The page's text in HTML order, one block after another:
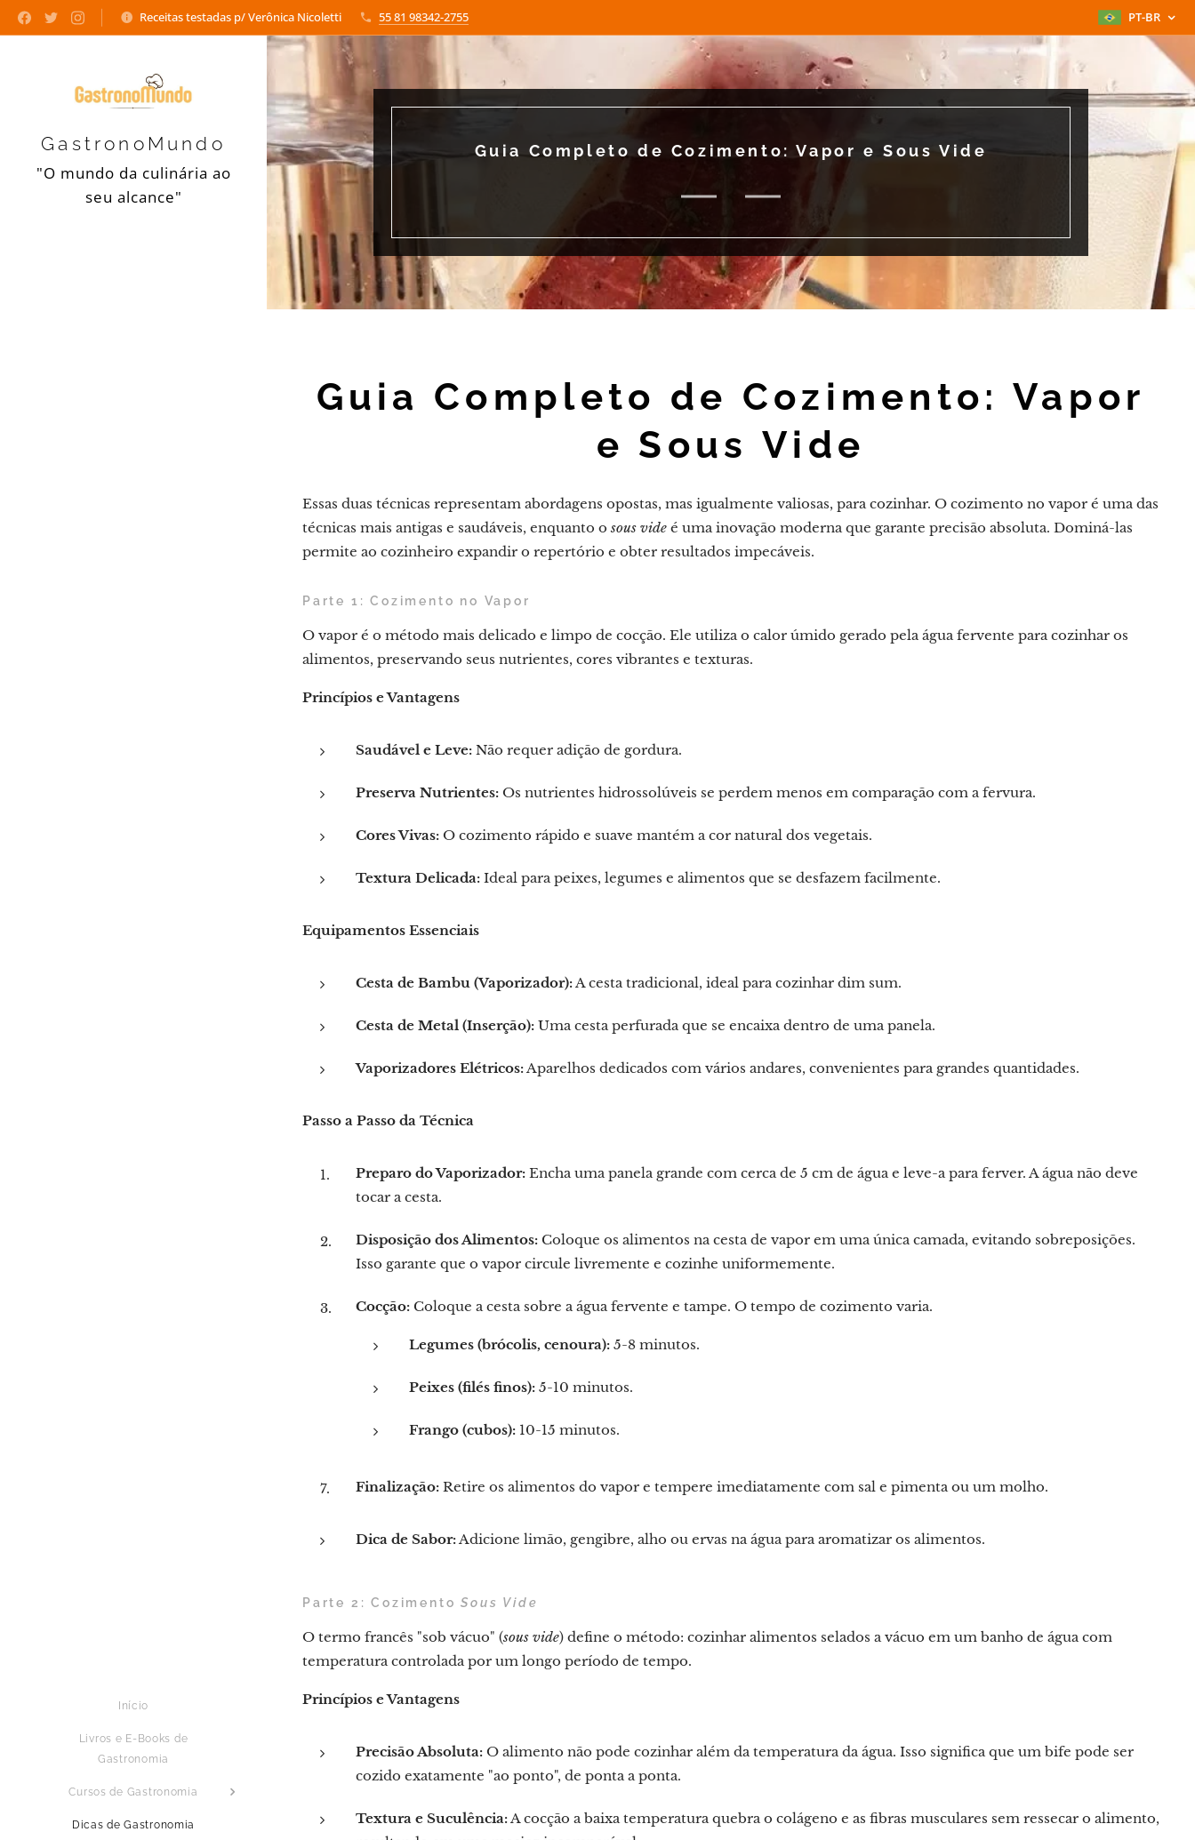
Receitas testadas p/ Verônica Nicoletti 55 81 98342-2755 PT-BR
GastronoMundo
"O mundo da culinária ao
seu alcance"
Início
Livros e E-Books de
Gastronomia
Cursos de Gastronomia
Dicas de Gastronomia
Guia Completo de Cozimento: Vapor e Sous Vide
Guia Completo de Cozimento: Vapor
e Sous Vide
Essas duas técnicas representam abordagens opostas, mas igualmente valiosas, para cozinhar. O cozimento no vapor é uma das
técnicas mais antigas e saudáveis, enquanto osous vide é uma inovação moderna que garante precisão absoluta. Dominá-las
permite ao cozinheiro expandir o repertório e obter resultados impecáveis.
Parte 1: Cozimento no Vapor
O vapor é o método mais delicado e limpo de cocção. Ele utiliza o calor úmido gerado pela água fervente para cozinhar os
alimentos, preservando seus nutrientes, cores vibrantes e texturas.
Princípios e Vantagens
Saudável e Leve: Não requer adição de gordura.
Preserva Nutrientes: Os nutrientes hidrossolúveis se perdem menos em comparação com a fervura.
Cores Vivas: O cozimento rápido e suave mantém a cor natural dos vegetais.
Textura Delicada: Ideal para peixes, legumes e alimentos que se desfazem facilmente.
Equipamentos Essenciais
Cesta de Bambu (Vaporizador):A cesta tradicional, ideal para cozinhar dim sum.
Cesta de Metal (Inserção): Uma cesta perfurada que se encaixa dentro de uma panela.
Vaporizadores Elétricos:Aparelhos dedicados com vários andares, convenientes para grandes quantidades.
Passo a Passo da Técnica
Preparo do Vaporizador: Encha uma panela grande com cerca de 5 cm de água e leve-a para ferver. A água não deve
tocar a cesta.
Disposição dos Alimentos: Coloque os alimentos na cesta de vapor em uma única camada, evitando sobreposições.
Isso garante que o vapor circule livremente e cozinhe uniformemente.
Cocção: Coloque a cesta sobre a água fervente e tampe. O tempo de cozimento varia.
Legumes (brócolis, cenoura): 5-8 minutos.
Peixes (filés finos): 5-10 minutos.
Frango (cubos): 10-15 minutos.
Finalização: Retire os alimentos do vapor e tempere imediatamente com sal e pimenta ou um molho.
Dica de Sabor:Adicione limão, gengibre, alho ou ervas na água para aromatizar os alimentos.
Parte 2: CozimentoSous Vide
O termo francês "sob vácuo" (sous vide) define o método: cozinhar alimentos selados a vácuo em um banho de água com
temperatura controlada por um longo período de tempo.
Princípios e Vantagens
Precisão Absoluta: O alimento não pode cozinhar além da temperatura da água. Isso significa que um bife pode ser
cozido exatamente "ao ponto", de ponta a ponta.
Textura e Suculência:A cocção a baixa temperatura quebra o colágeno e as fibras musculares sem ressecar o alimento,